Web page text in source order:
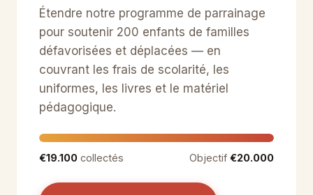
Étendre notre programme de parrainage
pour soutenir 200 enfants de familles
défavorisées et déplacées — en
couvrant les frais de scolarité, les
uniformes, les livres et le matériel
pédagogique.
€19.100 collectés Objectif €20.000